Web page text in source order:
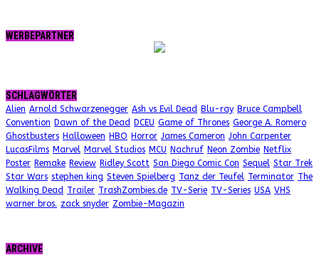
WERBEPARTNER
SCHLAGWÖRTER
Alien Arnold Schwarzenegger Ash vs Evil Dead Blu-ray Bruce Campbell
Convention Dawn of the Dead DCEU Game of Thrones George A. Romero
Ghostbusters Halloween HBO Horror James Cameron John Carpenter
LucasFilms Marvel Marvel Studios MCU Nachruf Neon Zombie Netflix
Poster Remake Review Ridley Scott San Diego Comic Con Sequel Star Trek
Star Wars stephen king Steven Spielberg Tanz der Teufel Terminator The
Walking Dead Trailer TrashZombies.de TV-Serie TV-Series USA VHS
warner bros. zack snyder Zombie-Magazin
ARCHIVE